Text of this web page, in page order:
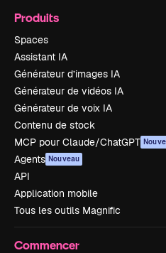
Produits
Spaces
Assistant IA
Générateur d’images IA
Générateur de vidéos IA
Générateur de voix IA
Contenu de stock
MCP pour Claude/ChatGPT
Agents Nouveau
API
Application mobile
Tous les outils Magnific
Commencer